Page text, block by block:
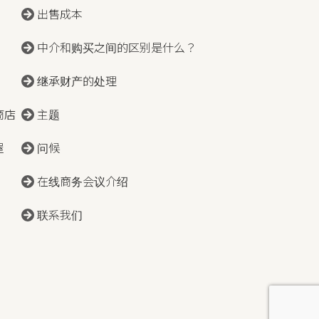
店
出售成本
中介和购买之间的区别是什么？
继承财产的处理
主题
问候
在线商务会议介绍
联系我们